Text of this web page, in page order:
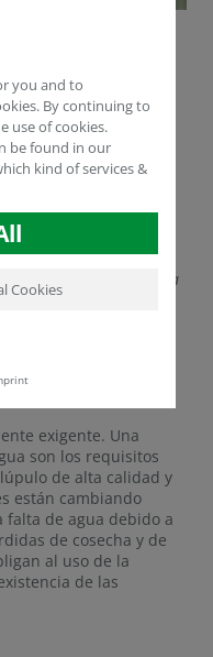
HÚMICOS
PARA
litros de cerveza al
son sobre
contribuyen de manera
Sin embargo, el
de la
grandes desafíos a los
lúpulo
exigente. Una
son los requisitos
de alta calidad y
están cambiando
falta de agua debido a
de cosecha y de
al uso de la
de las
you and to
By continuing to
use of cookies.
be found in our
kind of services &
Cookies